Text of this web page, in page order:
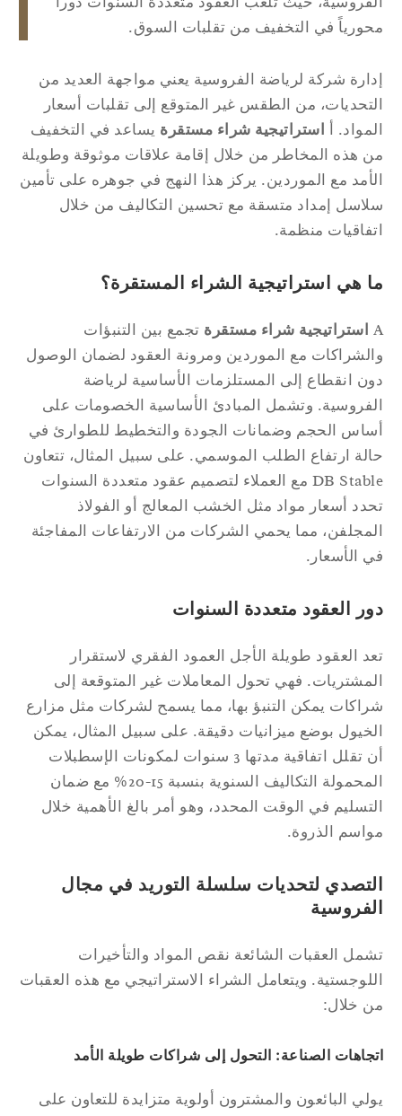
في التخفيف من تقلبات السوق.
شركة لرياضة الفروسية يعني مواجهة العديد من
من الطقس غير المتوقع إلى تقلبات أسعار
أاستراتيجية شراء مستقرةيساعد في التخفيف
هذه المخاطر من خلال إقامة علاقات موثوقة وطويلة
مع الموردين. يركز هذا النهج في جوهره على تأمين
إمداد متسقة مع تحسين التكاليف من خلال
منظمة.
هي استراتيجية الشراء المستقرة؟
استراتيجية شراء مستقرةتجمع بين التنبؤات
مع الموردين ومرونة العقود لضمان الوصول
انقطاع إلى المستلزمات الأساسية لرياضة
وتشمل المبادئ الأساسية الخصومات على
الحجم وضمانات الجودة والتخطيط للطوارئ في
ارتفاع الطلب الموسمي. على سبيل المثال، تتعاون
DB Stable مع العملاء لتصميم عقود متعددة السنوات
أسعار مواد مثل الخشب المعالج أو الفولاذ
مما يحمي الشركات من الارتفاعات المفاجئة
الأسعار.
العقود متعددة السنوات
العقود طويلة الأجل العمود الفقري لاستقرار
فهي تحول المعاملات غير المتوقعة إلى
يمكن التنبؤ بها، مما يسمح لشركات مثل مزارع
بوضع ميزانيات دقيقة. على سبيل المثال، يمكن
أن تقلل اتفاقية مدتها 3 سنوات لمكونات الإسطبلات
المحمولة التكاليف السنوية بنسبة 15-20% مع ضمان
في الوقت المحدد، وهو أمر بالغ الأهمية خلال
الذروة.
لتحديات سلسلة التوريد في مجال
العقبات الشائعة نقص المواد والتأخيرات
ويتعامل الشراء الاستراتيجي مع هذه العقبات
خلال:
الصناعة: التحول إلى شراكات طويلة الأمد
البائعون والمشترون أولوية متزايدة للتعاون على